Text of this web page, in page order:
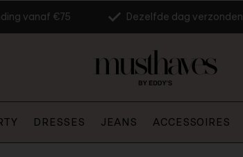
DRESSES JEANS ACCESSOIRES
vanaf €75 Dezelfde dag verzonden